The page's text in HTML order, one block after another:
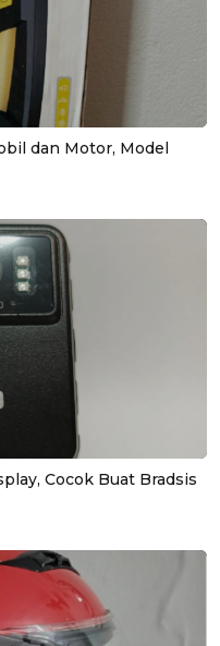
dan Motor, Model
Cocok Buat Bradsis